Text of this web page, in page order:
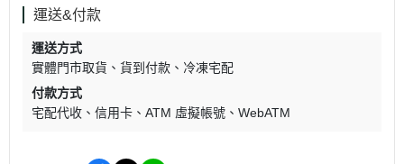
運送&付款
運送方式
實體門市取貨
貨到付款
冷凍宅配
付款方式
宅配代收
信用卡 ATM 虛擬帳號 WebATM